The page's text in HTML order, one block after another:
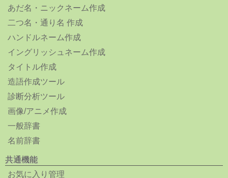
あだ名・ニックネーム作成
二つ名・通り名 作成
ハンドルネーム作成
イングリッシュネーム作成
タイトル作成
造語作成ツール
診断分析ツール
画像/アニメ作成
一般辞書
名前辞書
共通機能
お気に入り管理